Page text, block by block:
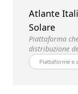
Atlante
Solare
Piattaforma
distribuzione
Piattaforme e